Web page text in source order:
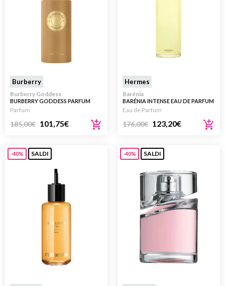
Burberry
Burberry Goddess
BURBERRY GODDESS PARFUM
REFILL RICARICA 150ML
Parfum
185,00€ 101,75€
Hermes
Barénia
BARÉNIA INTENSE EAU DE PARFUM
REFILL RICARICA 125ML
Eau de Parfum
176,00€ 123,20€
-40% SALDI -40% SALDI